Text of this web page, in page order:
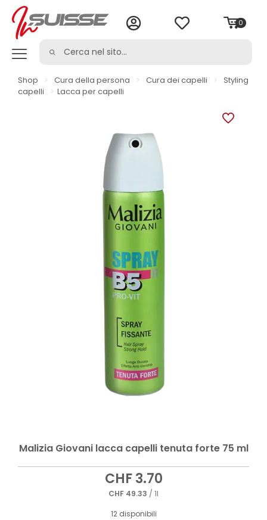
0
Shop > Cura della persona > Cura dei capelli >
Styling
capelli
> Lacca per capelli
Malizia Giovani lacca capelli tenuta forte 75 ml
CHF3.70
CHF 49.33 / 1l
12 disponibili